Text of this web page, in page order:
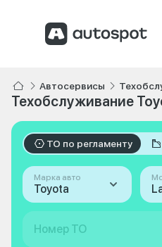
Автосервисы
Техобслуживание
ТО по регламенту
Марка авто
Toyota
Номер ТО